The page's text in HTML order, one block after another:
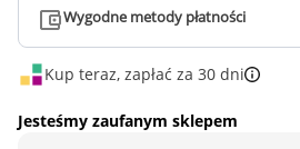
Wygodne metody płatności
Kup teraz, zapłać za 30 dni
Jesteśmy zaufanym sklepem